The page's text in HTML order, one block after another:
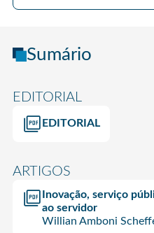
Sumário
EDITORIAL
EDITORIAL
ARTIGOS
Inovação, serviço
ao servidor
Willian Amboni